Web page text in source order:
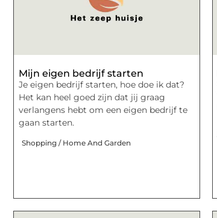
Mijn eigen bedrijf starten
Je eigen bedrijf starten, hoe doe ik dat?
Het kan heel goed zijn dat jij graag
verlangens hebt om een eigen bedrijf te
gaan starten.
Shopping / Home And Garden